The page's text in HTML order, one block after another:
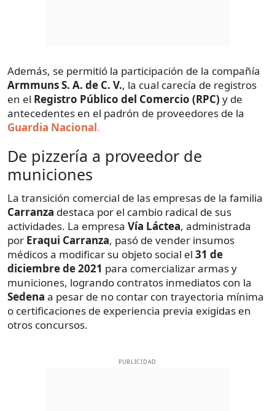
Además, se permitió la participación de la compañía
Armmuns S. A. de C. V., la cual carecía de registros
en el Registro Público del Comercio (RPC) y de
antecedentes en el padrón de proveedores de la
Guardia Nacional.
De pizzería a proveedor de
municiones
La transición comercial de las empresas de la familia
Carranza destaca por el cambio radical de sus
actividades. La empresa Vía Láctea, administrada
por Eraqui Carranza, pasó de vender insumos
médicos a modificar su objeto social el 31 de
diciembre de 2021 para comercializar armas y
municiones, logrando contratos inmediatos con la
Sedena a pesar de no contar con trayectoria mínima
o certificaciones de experiencia previa exigidas en
otros concursos.
PUBLICIDAD